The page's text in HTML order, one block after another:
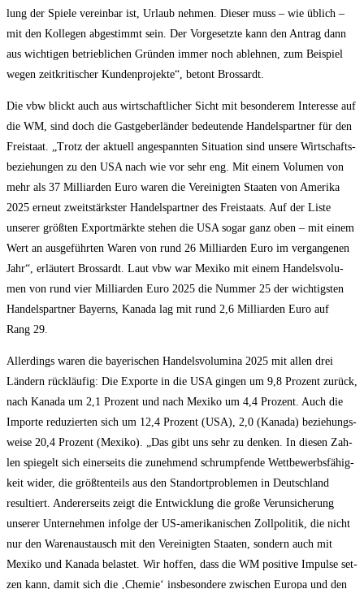
lung der Spie­le ver­ein­bar ist, Urlaub neh­men. Die­ser muss – wie üblich –
mit den Kol­le­gen abge­stimmt sein. Der Vor­ge­setz­te kann den Antrag dann
aus wich­ti­gen betrieb­li­chen Grün­den immer noch ableh­nen, zum Bei­spiel
wegen zeit­kri­ti­scher Kun­den­pro­jek­te“, betont Brossardt.
Die vbw blickt auch aus wirt­schaft­li­cher Sicht mit beson­de­rem Inter­es­se auf
die WM, sind doch die Gast­ge­ber­län­der bedeu­ten­de Han­dels­part­ner für den
Frei­staat. „Trotz der aktu­ell ange­spann­ten Situa­ti­on sind unse­re Wirt­schafts­
be­zie­hun­gen zu den USA nach wie vor sehr eng. Mit einem Volu­men von
mehr als 37 Mil­li­ar­den Euro waren die Ver­ei­nig­ten Staa­ten von Ame­ri­ka
2025 erneut zweit­stärks­ter Han­dels­part­ner des Frei­staats. Auf der Lis­te
unse­rer größ­ten Export­märk­te ste­hen die USA sogar ganz oben – mit einem
Wert an aus­ge­führ­ten Waren von rund 26 Mil­li­ar­den Euro im ver­gan­ge­nen
Jahr“, erläu­tert Bros­sardt. Laut vbw war Mexi­ko mit einem Han­dels­vo­lu­
men von rund vier Mil­li­ar­den Euro 2025 die Num­mer 25 der wich­tigs­ten
Han­dels­part­ner Bay­erns, Kana­da lag mit rund 2,6 Mil­li­ar­den Euro auf
Rang 29.
Aller­dings waren die baye­ri­schen Han­dels­vo­lu­mi­na 2025 mit allen drei
Län­dern rück­läu­fig: Die Expor­te in die USA gin­gen um 9,8 Pro­zent zurück,
nach Kana­da um 2,1 Pro­zent und nach Mexi­ko um 4,4 Pro­zent. Auch die
Impor­te redu­zier­ten sich um 12,4 Pro­zent (USA), 2,0 (Kana­da) bezie­hungs­
wei­se 20,4 Pro­zent (Mexi­ko). „Das gibt uns sehr zu den­ken. In die­sen Zah­
len spie­gelt sich einer­seits die zuneh­mend schrump­fen­de Wett­be­werbs­fä­hig­
keit wider, die größ­ten­teils aus den Stand­ort­pro­ble­men in Deutsch­land
resul­tiert. Ande­rer­seits zeigt die Ent­wick­lung die gro­ße Ver­un­si­che­rung
unse­rer Unter­neh­men infol­ge der US-ame­ri­ka­ni­schen Zoll­po­li­tik, die nicht
nur den Waren­aus­tausch mit den Ver­ei­nig­ten Staa­ten, son­dern auch mit
Mexi­ko und Kana­da belas­tet. Wir hof­fen, dass die WM posi­ti­ve Impul­se set­
zen kann, damit sich die ‚Che­mie‘ ins­be­son­de­re zwi­schen Euro­pa und den